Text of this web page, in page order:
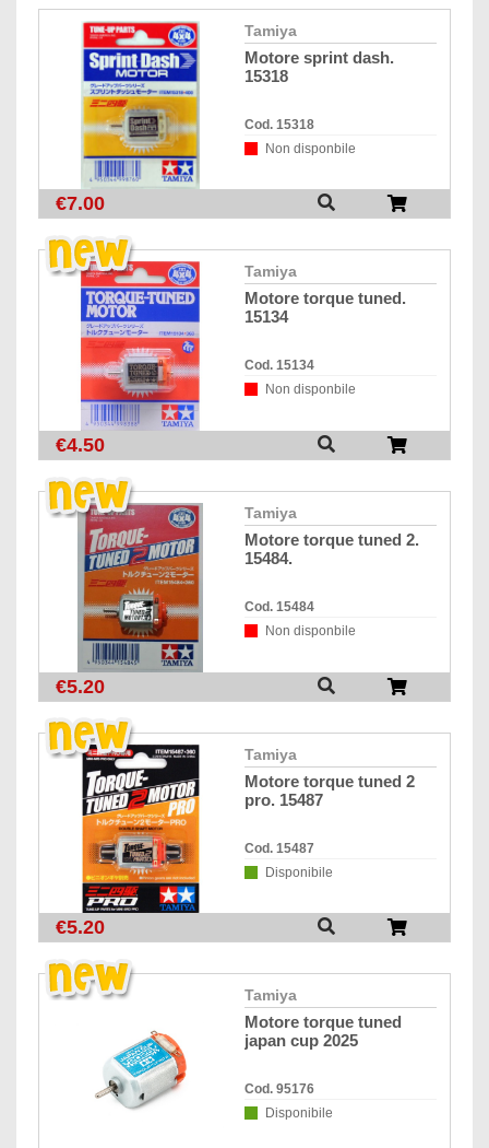
tamiya
motore sprint dash.
15318
Cod. 15318
Non disponbile
€7.00
tamiya
motore torque tuned.
15134
Cod. 15134
Non disponbile
€4.50
tamiya
motore torque tuned 2.
15484.
Cod. 15484
Non disponbile
€5.20
tamiya
motore torque tuned 2
pro. 15487
Cod. 15487
Disponibile
€5.20
tamiya
motore torque tuned
japan cup 2025
Cod. 95176
Disponibile